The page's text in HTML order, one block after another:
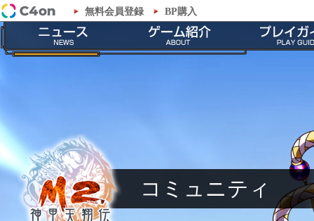
無料会員登録 BP購入
「M2-神甲天翔伝-」コミュニティ - 師団募集掲示板
コミュニティ
基本操作
ゲームシス